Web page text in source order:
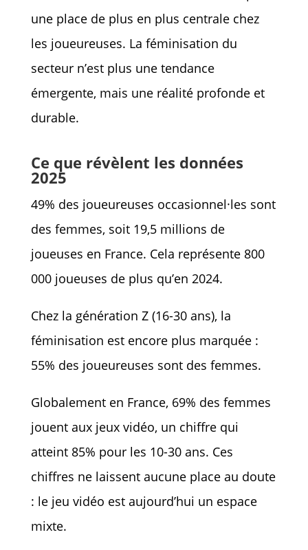
une place de plus en plus centrale chez
les joueureuses. La féminisation du
secteur n’est plus une tendance
émergente, mais une réalité profonde et
durable.
Ce que révèlent les données
2025
49% des joueureuses occasionnel·les sont
des femmes, soit 19,5 millions de
joueuses en France. Cela représente 800
000 joueuses de plus qu’en 2024.
Chez la génération Z (16-30 ans), la
féminisation est encore plus marquée :
55% des joueureuses sont des femmes.
Globalement en France, 69% des femmes
jouent aux jeux vidéo, un chiffre qui
atteint 85% pour les 10-30 ans. Ces
chiffres ne laissent aucune place au doute
: le jeu vidéo est aujourd’hui un espace
mixte.